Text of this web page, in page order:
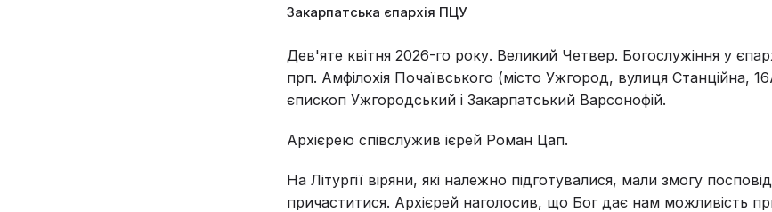
Закарпатська єпархія ПЦУ
Дев'яте квітня 2026-го року. Великий Четвер. Богослужіння у
прп. Амфілохія Почаївського (місто Ужгород, вулиця Станційна,
єпископ Ужгородський і Закарпатський Варсонофій.
Архієрею співслужив ієрей Роман Цап.
На Літургії віряни, які належно підготувалися, мали змогу
причаститися. Архієрей наголосив, що Бог дає нам можливість